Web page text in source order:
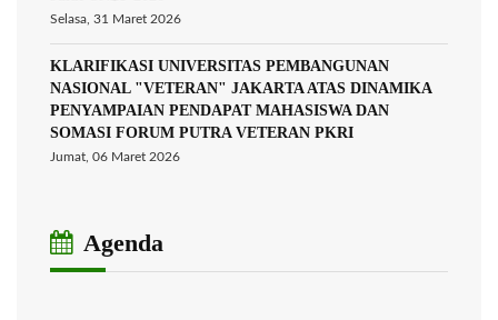
Selasa, 31 Maret 2026
KLARIFIKASI UNIVERSITAS PEMBANGUNAN
NASIONAL "VETERAN" JAKARTA ATAS DINAMIKA
PENYAMPAIAN PENDAPAT MAHASISWA DAN
SOMASI FORUM PUTRA VETERAN PKRI
Jumat, 06 Maret 2026
Agenda